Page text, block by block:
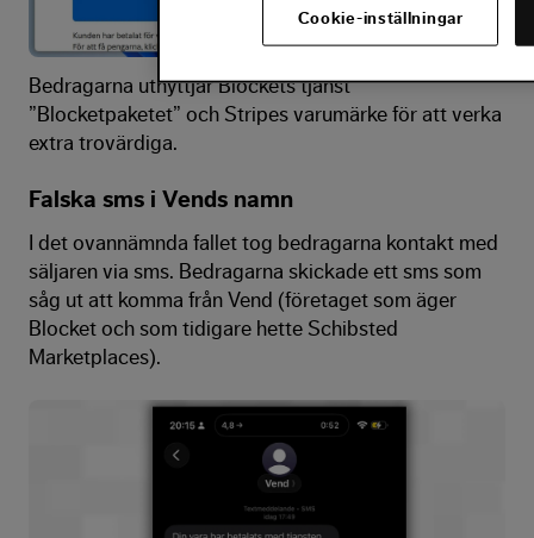
Bedragarna utnyttjar Blockets tjänst
”Blocketpaketet” och Stripes varumärke för att verka
extra trovärdiga.
Falska sms i Vends namn
I det ovannämnda fallet tog bedragarna kontakt med
säljaren via sms. Bedragarna skickade ett sms som
såg ut att komma från Vend (företaget som äger
Blocket och som tidigare hette Schibsted
Marketplaces).
Cookie-inställningar